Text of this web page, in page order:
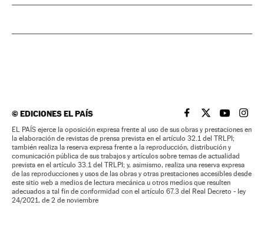
©EDICIONES EL PAÍS EL PAÍS BRASIL EN
EL PAÍSEL PAÍS
EL
EL PAÍS ejerce la oposición expresa frente al uso de sus obras y prestaciones en
la elaboración de revistas de prensa prevista en el artículo 32.1 del TRLPI;
también realiza la reserva expresa frente a la reproducción, distribución y
comunicación pública de sus trabajos y artículos sobre temas de actualidad
prevista en el artículo 33.1 del TRLPI; y, asimismo, realiza una reserva expresa
de las reproducciones y usos de las obras y otras prestaciones accesibles desde
este sitio web a medios de lectura mecánica u otros medios que resulten
adecuados a tal fin de conformidad con el artículo 67.3 del Real Decreto - ley
24/2021, de 2 de noviembre